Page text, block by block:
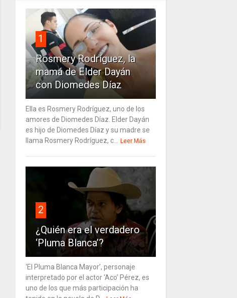
1
Rosmery Rodríguez, la
mamá de Elder Dayán
con Diomedes Díaz
Ella es Rosmery Rodríguez, uno de los
amores de Diomedes Díaz. Elder Dayán
es hijo de Diomedes Díaz y su madre se
llama Rosmery Rodríguez, c... Leer Más
2
¿Quién era el verdadero
‘Pluma Blanca’?
‘El Pluma Blanca Mayor’, personaje
interpretado por el actor ‘Aco’ Pérez, es
uno de los que más participación ha